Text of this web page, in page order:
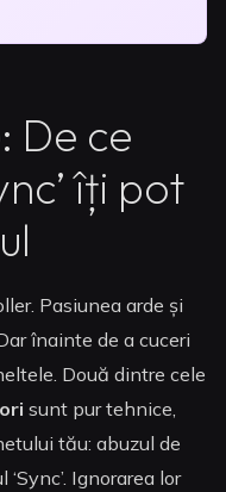
De ce
îți pot
Pasiunea arde și
înainte de a cuceri
Două dintre cele
sunt pur tehnice,
tău: abuzul de
Ignorarea lor